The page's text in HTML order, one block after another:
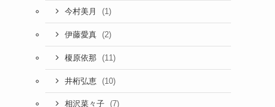
今村美月 (1)
伊藤愛真 (2)
榎原依那 (11)
井桁弘恵 (10)
相沢菜々子 (7)